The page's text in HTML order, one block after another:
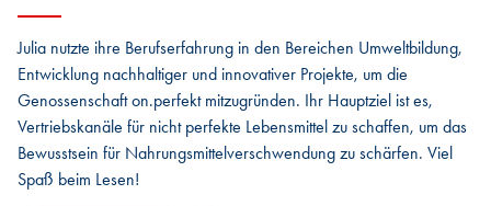
Julia nutzte ihre Berufserfahrung in den Bereichen Umweltbildung,
Entwicklung nachhaltiger und innovativer Projekte, um die
Genossenschaft on.perfekt mitzugründen. Ihr Hauptziel ist es,
Vertriebskanäle für nicht perfekte Lebensmittel zu schaffen, um das
Bewusstsein für Nahrungsmittelverschwendung zu schärfen. Viel
Spaß beim Lesen!